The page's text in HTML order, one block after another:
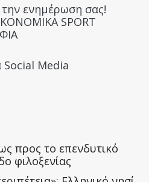
ενημέρωση σας!
SPORT
Media
προς το επενδυτικό
φιλοξενίας